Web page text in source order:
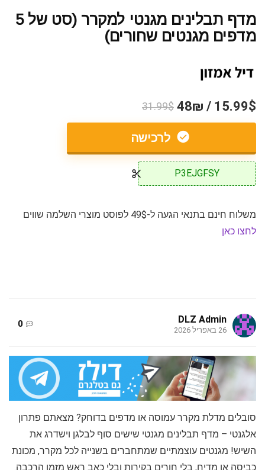
מדף תבלינים מגנטי למקרר (סט של 5
מדפים מגנטים שחורים)
15.99$ / 48₪
31.99$
לרכישה
P3EJGFSY
משלוח חינם בתנאי הגעה ל-49$ לפוסט מוצרי השלמה שווים
לחצו כאן
DLZ Admin
26 באפריל 2026
0
סובלים מדלת מקרר עמוסה או מדפים בדוחק? מצאתם פתרון
אלגנטי – מדף תבלינים מגנטי שישים סוף לבלגן וישדרג את
השיש! מגנטים עוצמתיים שמתחברים בשנייה לכל מקרר, מכונת
כביסה או מדיח, בלי חורים בקירות ובלי כאב ראש מזמן הרכבה.